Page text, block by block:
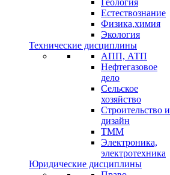
Естествознание
Физика,химия
Экология
Технические дисциплины
АПП, АТП
Нефтегазовое
дело
Сельское
хозяйство
Строительство и
дизайн
ТММ
Электроника,
электротехника
Юридические дисциплины